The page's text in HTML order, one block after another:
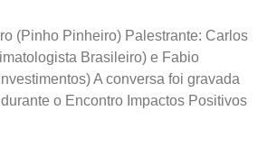
(Pinho Pinheiro) Palestrante: Carlos
Brasileiro) e Fabio
A conversa foi gravada
o Encontro Impactos Positivos